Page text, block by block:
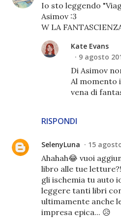
Io sto leggendo
Asimov :3
W LA
RISPONDI
Kate Evans
9 agosto
Di Asimov
Al momento
vena di
SelenyLuna 15
Ahahah😂 vuoi
libro alle tue
gli ischemia tu auto
leggere tanti libri
ultimamente anche
impresa epica... 😥